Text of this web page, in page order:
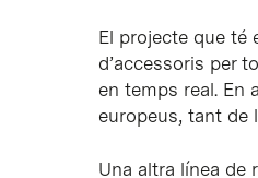
El projecte que té
d’accessoris per
en temps real. En
europeus, tant de
Una altra línea de